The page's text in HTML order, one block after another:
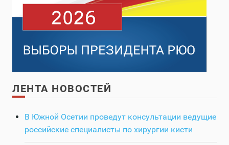
ЛЕНТА НОВОСТЕЙ
В Южной Осетии проведут консультации ведущие
российские специалисты по хирургии кисти